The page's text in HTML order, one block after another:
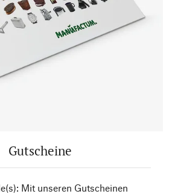
Gutscheine
Mit unseren Gutscheinen